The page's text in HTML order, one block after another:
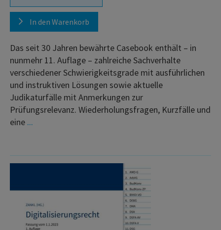
In den Warenkorb
Das seit 30 Jahren bewährte Casebook enthält – in
nunmehr 11. Auflage – zahlreiche Sachverhalte
verschiedener Schwierigkeitsgrade mit ausführlichen
und instruktiven Lösungen sowie aktuelle
Judikaturfälle mit Anmerkungen zur
Prüfungsrelevanz. Wiederholungsfragen, Kurzfälle und
eine ...